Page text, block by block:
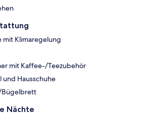
mit Klimaregelung
mit Kaffee-/Teezubehör
und Hausschuhe
Bügelbrett
Nächte